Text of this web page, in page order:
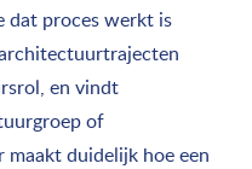
dat proces werkt is
en vindt
of
maakt duidelijk hoe een